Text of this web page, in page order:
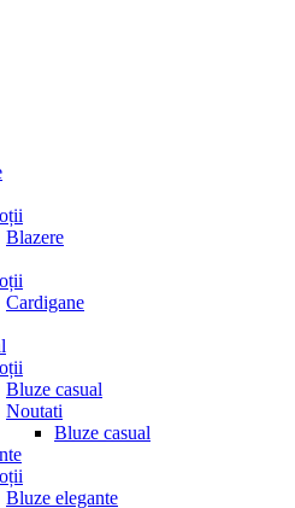
Blazere
Cardigane
Bluze casual
Noutati
Bluze casual
Bluze elegante